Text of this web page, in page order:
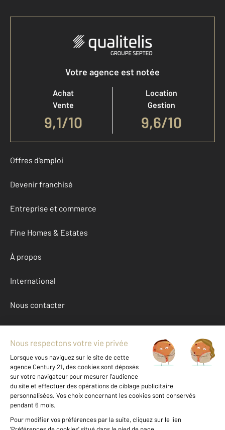
Votre agence est notée
Achat
Vente
9,1/10
Location
Gestion
9,6/10
Offres d'emploi
Devenir franchisé
Entreprise et commerce
Fine Homes & Estates
À propos
International
Nous contacter
Mentions légales & CGU et Barèmes d'honoraires
Données personnelles
Gestionnaire des cookies
Achat appartement autour de LE TOUQUET PARIS PLAGE (62520)